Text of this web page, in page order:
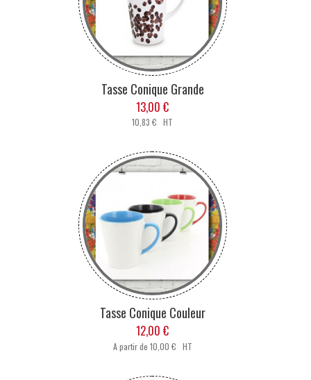
Tasse Conique Grande
13,00 €
10,83 € HT
Tasse Conique Couleur
12,00 €
A partir de 10,00 € HT